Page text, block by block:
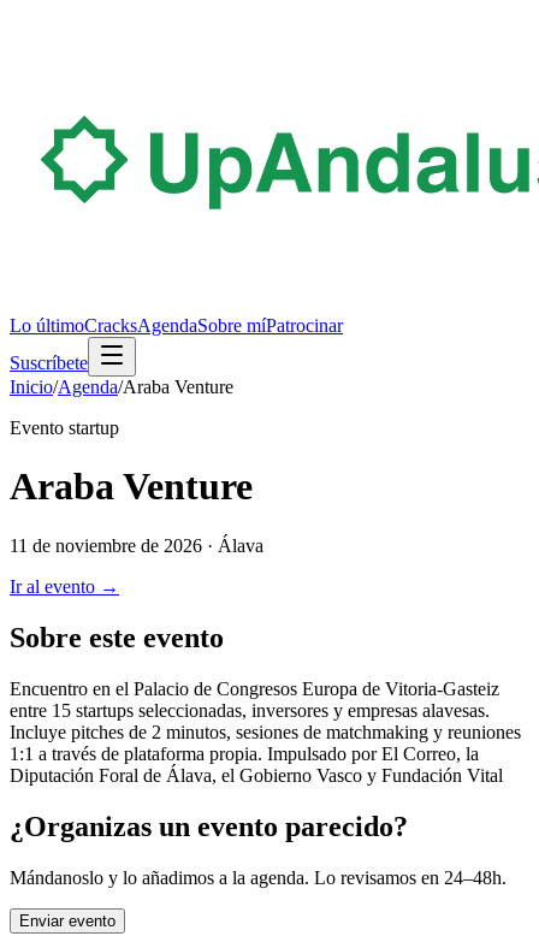
Lo últimoCracksAgendaSobre míPatrocinar
Suscríbete
Inicio/Agenda/Araba Venture
Evento startup
Araba Venture
11 de noviembre de 2026 · Álava
Ir al evento →
Sobre este evento
Encuentro en el Palacio de Congresos Europa de Vitoria-Gasteiz
entre 15 startups seleccionadas, inversores y empresas alavesas.
Incluye pitches de 2 minutos, sesiones de matchmaking y reuniones
1:1 a través de plataforma propia. Impulsado por El Correo, la
Diputación Foral de Álava, el Gobierno Vasco y Fundación Vital
¿Organizas un evento parecido?
Mándanoslo y lo añadimos a la agenda. Lo revisamos en 24–48h.
Enviar evento